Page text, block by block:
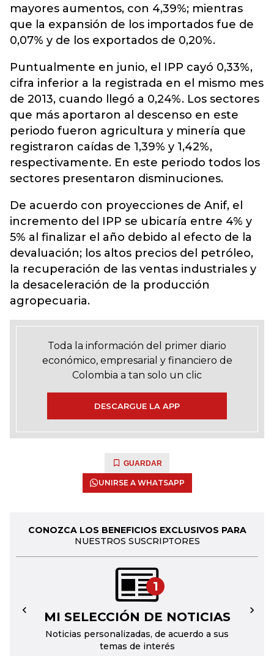
mayores aumentos, con 4,39%; mientras
que la expansión de los importados fue de
0,07% y de los exportados de 0,20%.
Puntualmente en junio, el IPP cayó 0,33%,
cifra inferior a la registrada en el mismo mes
de 2013, cuando llegó a 0,24%. Los sectores
que más aportaron al descenso en este
periodo fueron agricultura y minería que
registraron caídas de 1,39% y 1,42%,
respectivamente. En este periodo todos los
sectores presentaron disminuciones.
De acuerdo con proyecciones de Anif, el
incremento del IPP se ubicaría entre 4% y
5% al finalizar el año debido al efecto de la
devaluación; los altos precios del petróleo,
la recuperación de las ventas industriales y
la desaceleración de la producción
agropecuaria.
Toda la información del primer diario
económico, empresarial y financiero de
Colombia a tan solo un clic
DESCARGUE LA APP
GUARDAR
UNIRSE A WHATSAPP
CONOZCA LOS BENEFICIOS EXCLUSIVOS PARA
NUESTROS SUSCRIPTORES
1
MI SELECCIÓN DE NOTICIAS
Noticias personalizadas, de acuerdo a sus
temas de interés
← →